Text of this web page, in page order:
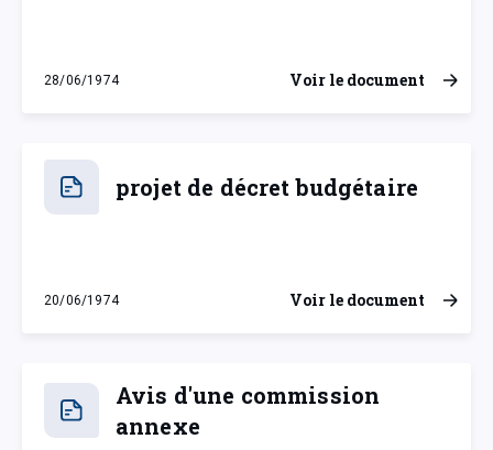
28/06/1974
vendredi 28 juin 1974
Voir le document
projet de décret budgétaire
20/06/1974
jeudi 20 juin 1974
Voir le document
Avis d'une commission
annexe